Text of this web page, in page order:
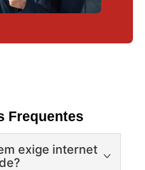
Frequentes
exige internet